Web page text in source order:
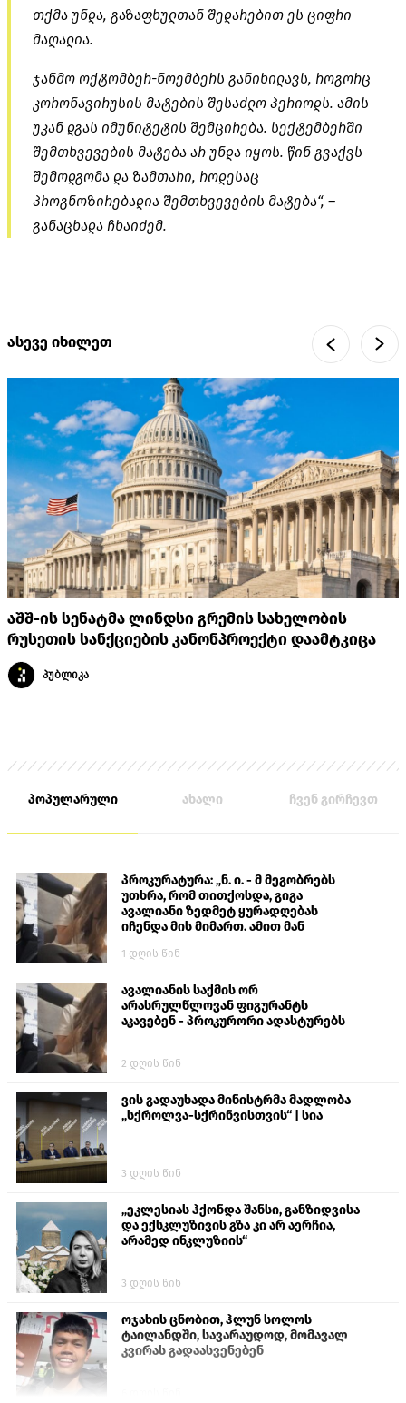
თქმა უნდა, გაზაფხულთან შედარებით ეს ციფრი
მაღალია.
ჯანმო ოქტომბერ-ნოემბერს განიხილავს, როგორც
კორონავირუსის მატების შესაძლო პერიოდს. ამის
უკან დგას იმუნიტეტის შემცირება. სექტემბერში
შემთხვევების მატება არ უნდა იყოს. წინ გვაქვს
შემოდგომა და ზამთარი, როდესაც
პროგნოზირებადია შემთხვევების მატება“, –
განაცხადა ჩხაიძემ.
ასევე იხილეთ
აშშ-ის სენატმა ლინდსი გრემის სახელობის
რუსეთის სანქციების კანონპროექტი დაამტკიცა
პუბლიკა
პოპულარული ახალი ჩვენ გირჩევთ
პროკურატურა: „ნ. ი. - მ მეგობრებს
უთხრა, რომ თითქოსდა, გიგა
ავალიანი ზედმეტ ყურადღებას
იჩენდა მის მიმართ. ამით მან
თავს დასხმოდა გიგა ავალიანს“
1 დღის წინ
ავალიანის საქმის ორ
არასრულწლოვან ფიგურანტს
აკავებენ - პროკურორი ადასტურებს
2 დღის წინ
ვის გადაუხადა მინისტრმა მადლობა
„სქროლვა-სქრინვისთვის“ | სია
3 დღის წინ
„ეკლესიას ჰქონდა შანსი, განზიდვისა
და ექსკლუზივის გზა კი არ აერჩია,
არამედ ინკლუზიის“
3 დღის წინ
ოჯახის ცნობით, ჰლუნ სოლოს
ტაილანდში, სავარაუდოდ, მომავალ
კვირას გადაასვენებენ